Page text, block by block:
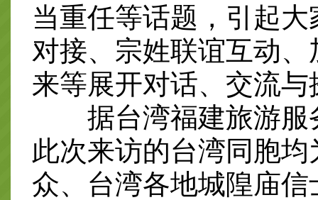
当重任等话题，引起
对接、宗姓联谊互动、
来等展开对话、交流与
据台湾福建旅游服
此次来访的台湾同胞
众、台湾各地城隍庙